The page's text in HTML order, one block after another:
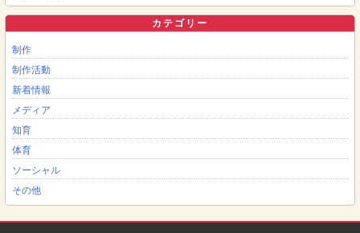
カテゴリー
制作
制作活動
新着情報
メディア
知育
体育
ソーシャル
その他